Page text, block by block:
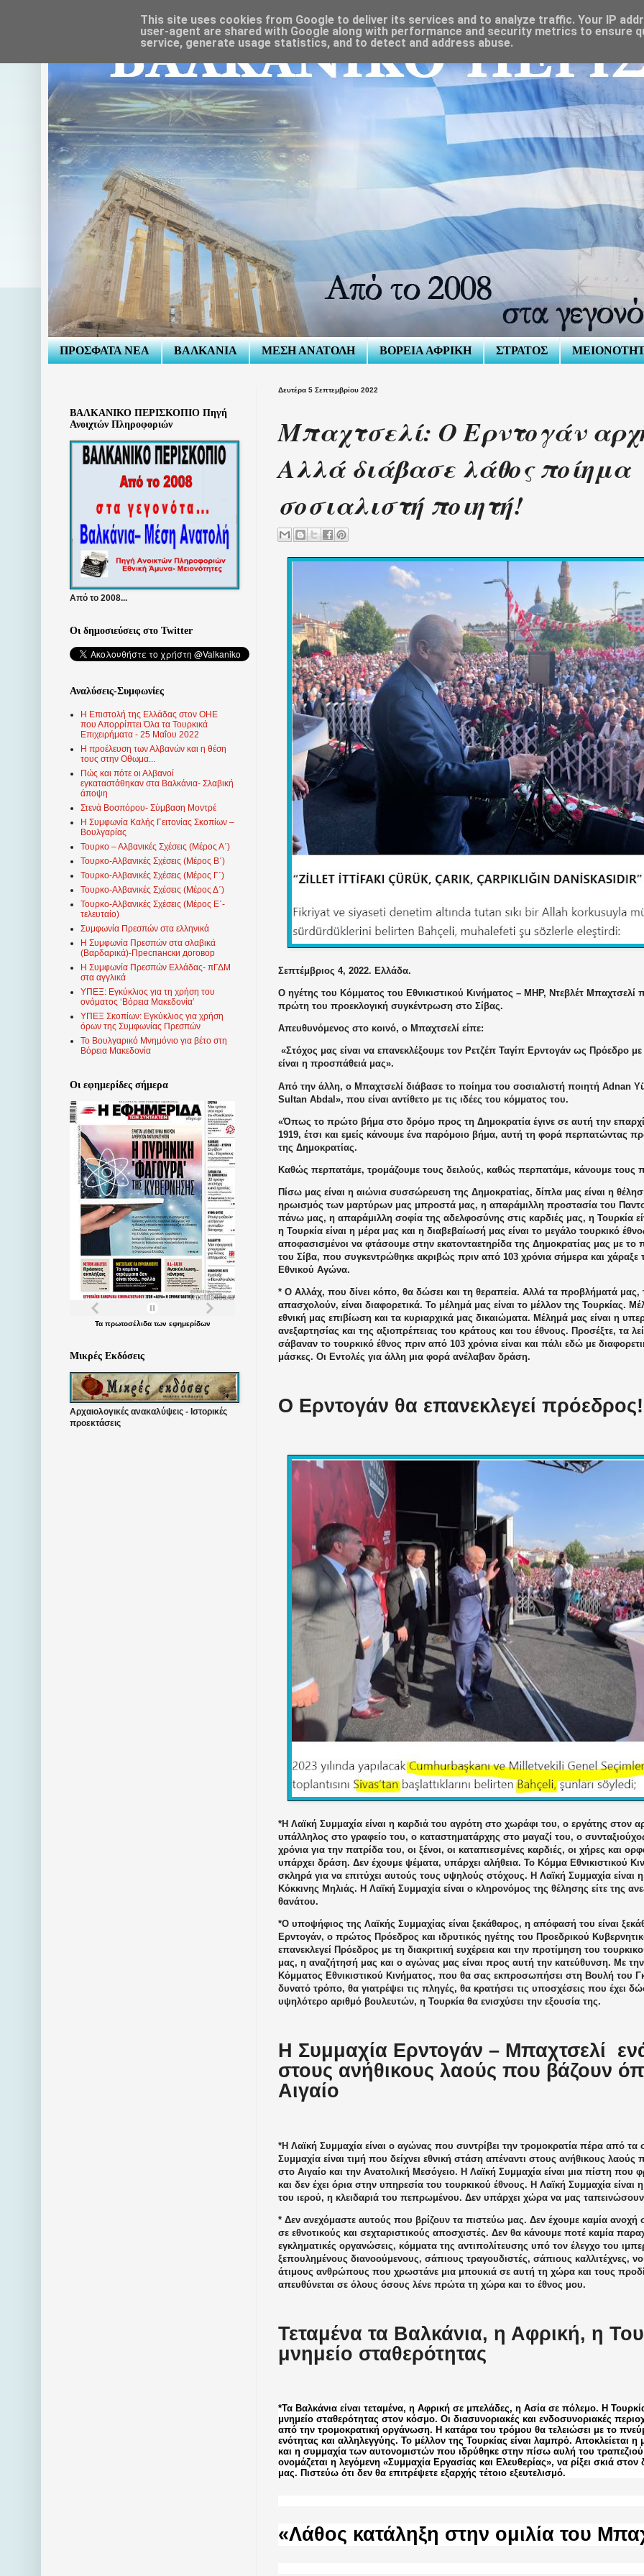
ΠΡΟΣΦΑΤΑ ΝΕΑ ΒΑΛΚΑΝΙΑ ΜΕΣΗ ΑΝΑΤΟΛΗ ΒΟΡΕΙΑ ΑΦΡΙΚΗ ΣΤΡΑΤΟΣ
Δευτέρα 5 Σεπτεμβρίου 2022
Μπαχτσελί: Ο Ερντογάν
Αλλά διάβασε λάθος ποίημα
σοσιαλιστή ποιητή!
Σεπτέμβριος 4, 2022. Ελλάδα.
Ο ηγέτης του Κόμματος του Εθνικιστικού Κινήματος – MHP, Ντεβλέτ Μπαχτσελί
πρώτη του προεκλογική συγκέντρωση στο Σίβας.
Απευθυνόμενος στο κοινό, ο Μπαχτσελί είπε:
«Στόχος μας είναι να επανεκλέξουμε τον Ρετζέπ Ταγίπ Ερντογάν ως Πρόεδρο
είναι η προσπάθειά μας».
Από την άλλη, ο Μπαχτσελί διάβασε το ποίημα του σοσιαλιστή ποιητή Adnan
Sultan Abdal», που είναι αντίθετο με τις ιδέες του κόμματος του.
«Όπως το πρώτο βήμα στο δρόμο προς τη Δημοκρατία έγινε σε αυτή την
1919, έτσι και εμείς κάνουμε ένα παρόμοιο βήμα, αυτή τη φορά περπατώντας
της Δημοκρατίας.
Καθώς περπατάμε, τρομάζουμε τους δειλούς, καθώς περπατάμε, κάνουμε τους
Πίσω μας είναι η αιώνια συσσώρευση της Δημοκρατίας, δίπλα μας είναι η
ηρωισμός των μαρτύρων μας μπροστά μας, η απαράμιλλη προστασία του
πάνω μας, η απαράμιλλη σοφία της αδελφοσύνης στις καρδιές μας, η Τουρκία
η Τουρκία είναι η μέρα μας και η διαβεβαίωσή μας είναι το μεγάλο τουρκικό
αποφασισμένοι να φτάσουμε στην εκατονταετηρίδα της Δημοκρατίας μας με το
του Σίβα, που συγκεντρώθηκε ακριβώς πριν από 103 χρόνια σήμερα και χάραξε
Εθνικού Αγώνα.
* Ο Αλλάχ, που δίνει κόπο, θα δώσει και τη θεραπεία. Αλλά τα προβλήματά μας,
απασχολούν, είναι διαφορετικά. Το μέλημά μας είναι το μέλλον της Τουρκίας.
εθνική μας επιβίωση και τα κυριαρχικά μας δικαιώματα. Μέλημά μας είναι η
ανεξαρτησίας και της αξιοπρέπειας του κράτους και του έθνους. Προσέξτε, τα
σάβαναν το τουρκικό έθνος πριν από 103 χρόνια είναι και πάλι εδώ με
μάσκες. Οι Εντολές για άλλη μια φορά ανέλαβαν δράση.
Ο Ερντογάν θα επανεκλεγεί πρόεδρος!
*Η Λαϊκή Συμμαχία είναι η καρδιά του αγρότη στο χωράφι του, ο εργάτης στον
υπάλληλος στο γραφείο του, ο καταστηματάρχης στο μαγαζί του, ο
χρόνια για την πατρίδα του, οι ξένοι, οι καταπιεσμένες καρδιές, οι χήρες και
υπάρχει δράση. Δεν έχουμε ψέματα, υπάρχει αλήθεια. Το Κόμμα Εθνικιστικού
σκληρά για να επιτύχει αυτούς τους υψηλούς στόχους. Η Λαϊκή Συμμαχία είναι
Κόκκινης Μηλιάς. Η Λαϊκή Συμμαχία είναι ο κληρονόμος της θέλησης είτε της
θανάτου.
*Ο υποψήφιος της Λαϊκής Συμμαχίας είναι ξεκάθαρος, η απόφασή του είναι
Ερντογάν, ο πρώτος Πρόεδρος και ιδρυτικός ηγέτης του Προεδρικού
επανεκλεγεί Πρόεδρος με τη διακριτική ευχέρεια και την προτίμηση του
μας, η αναζήτησή μας και ο αγώνας μας είναι προς αυτή την κατεύθυνση. Με
Κόμματος Εθνικιστικού Κινήματος, που θα σας εκπροσωπήσει στη Βουλή του
δυνατό τρόπο, θα γιατρέψει τις πληγές, θα κρατήσει τις υποσχέσεις που έχει
υψηλότερο αριθμό βουλευτών, η Τουρκία θα ενισχύσει την εξουσία της.
Η Συμμαχία Ερντογάν – Μπαχτσελί
στους ανήθικους λαούς που βάζουν
Αιγαίο
*Η Λαϊκή Συμμαχία είναι ο αγώνας που συντρίβει την τρομοκρατία πέρα ​​από
Συμμαχία είναι τιμή που δείχνει εθνική στάση απέναντι στους ανήθικους
στο Αιγαίο και την Ανατολική Μεσόγειο. Η Λαϊκή Συμμαχία είναι μια πίστη που
και δεν έχει όρια στην υπηρεσία του τουρκικού έθνους. Η Λαϊκή Συμμαχία
του ιερού, η κλειδαριά του πεπρωμένου. Δεν υπάρχει χώρα να μας
* Δεν ανεχόμαστε αυτούς που βρίζουν τα πιστεύω μας. Δεν έχουμε καμία ανοχή
σε εθνοτικούς και σεχταριστικούς αποσχιστές. Δεν θα κάνουμε ποτέ καμία
εγκληματικές οργανώσεις, κόμματα της αντιπολίτευσης υπό τον έλεγχο του
ξεπουλημένους διανοούμενους, σάπιους τραγουδιστές, σάπιους καλλιτέχνες,
άτιμους ανθρώπους που χρωστάνε μια μπουκιά σε αυτή τη χώρα και τους
απευθύνεται σε όλους όσους λένε πρώτα τη χώρα και το έθνος μου.
Τεταμένα τα Βαλκάνια, η Αφρική, η
μνημείο σταθερότητας
*Τα Βαλκάνια είναι τεταμένα, η Αφρική σε μπελάδες, η Ασία σε πόλεμο. Η
μνημείο σταθερότητας στον κόσμο. Οι διασυνοριακές και ενδοσυνοριακές
από την τρομοκρατική οργάνωση. Η κατάρα του τρόμου θα τελειώσει με το
ενότητας και αλληλεγγύης. Το μέλλον της Τουρκίας είναι λαμπρό. Αποκλείεται η
και η συμμαχία των αυτονομιστών που ιδρύθηκε στην πίσω αυλή του
ονομάζεται η λεγόμενη «Συμμαχία Εργασίας και Ελευθερίας», να ρίξει σκιά στον
μας. Πιστεύω ότι δεν θα επιτρέψετε εξαρχής τέτοιο εξευτελισμό.
«Λάθος κατάληξη στην ομιλία του
ΒΑΛΚΑΝΙΚΟ ΠΕΡΙΣΚΟΠΙΟ Πηγή
Ανοιχτών Πληροφοριών
Από το 2008...
Οι δημοσιεύσεις στο Twitter
Αναλύσεις-Συμφωνίες
Η Επιστολή της Ελλάδας στον ΟΗΕ
που Απορρίπτει Όλα τα Τουρκικά
Επιχειρήματα - 25 Μαΐου 2022
Η προέλευση των Αλβανών και η θέση
τους στην Οθωμα...
Πώς και πότε οι Αλβανοί
εγκαταστάθηκαν στα Βαλκάνια- Σλαβική
άποψη
Στενά Βοσπόρου- Σύμβαση Μοντρέ
Η Συμφωνία Καλής Γειτονίας Σκοπίων –
Βουλγαρίας
Τουρκο – Αλβανικές Σχέσεις (Mέρος Α΄)
Τουρκο-Αλβανικές Σχέσεις (Μέρος Β΄)
Τουρκο-Αλβανικές Σχέσεις (Μέρος Γ΄)
Τουρκο-Αλβανικές Σχέσεις (Μέρος Δ΄)
Τουρκο-Αλβανικές Σχέσεις (Μέρος Ε΄-
τελευταίο)
Συμφωνία Πρεσπών στα ελληνικά
Η Συμφωνία Πρεσπών στα σλαβικά
(Βαρδαρικά)-Преспански договор
Η Συμφωνία Πρεσπών Ελλάδας- πΓΔΜ
στα αγγλικά
ΥΠΕΞ: Εγκύκλιος για τη χρήση του
ονόματος ‘Βόρεια Μακεδονία’
ΥΠΕΞ Σκοπίων: Εγκύκλιος για χρήση
όρων της Συμφωνίας Πρεσπών
Το Βουλγαρικό Μνημόνιο για βέτο στη
Βόρεια Μακεδονία
Οι εφημερίδες σήμερα
Τα πρωτοσέλιδατων εφημερίδων
Μικρές Εκδόσεις
Αρχαιολογικές ανακαλύψεις - Ιστορικές
προεκτάσεις
This site uses cookies from Google to deliver its services and to analyze traffic. Your IP
user-agent are shared with Google along with performance and security metrics to ensure
service, generate usage statistics, and to detect and address abuse.